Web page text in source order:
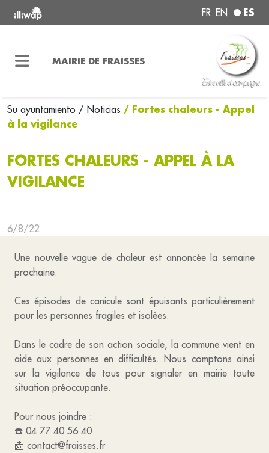
FR EN ES
MAIRIE DE FRAISSES
Su ayuntamiento / Noticias / Fortes chaleurs - Appel
à la vigilance
FORTES CHALEURS - APPEL À LA
VIGILANCE
6/8/22
Une nouvelle vague de chaleur est annoncée la semaine
prochaine.
Ces épisodes de canicule sont épuisants particulièrement
pour les personnes fragiles et isolées.
Dans le cadre de son action sociale, la commune vient en
aide aux personnes en difficultés. Nous comptons ainsi
sur la vigilance de tous pour signaler en mairie toute
situation préoccupante.
Pour nous joindre :
☎️ 04 77 40 56 40
📩 contact@fraisses.fr